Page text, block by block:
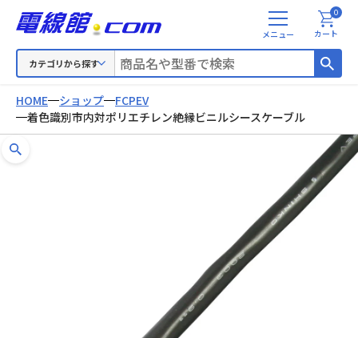
カテゴリから探す
メ
ニ
カート
0
HOME ショップ
FCPEV
着色識別市内対ポリエチレン絶縁ビニルシースケーブル